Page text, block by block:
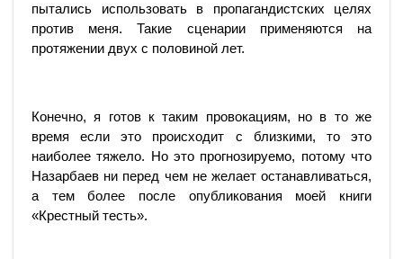
пытались использовать в пропагандистских целях
против меня. Такие сценарии применяются на
протяжении двух с половиной лет.
Конечно, я готов к таким провокациям, но в то же
время если это происходит с близкими, то это
наиболее тяжело. Но это прогнозируемо, потому что
Назарбаев ни перед чем не желает останавливаться,
а тем более после опубликования моей книги
«Крестный тесть».